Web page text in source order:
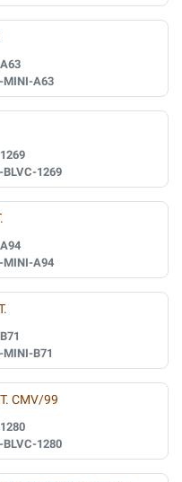
A63
MINI-A63
1269
BLVC-1269
A94
MINI-A94
B71
MINI-B71
CMV/99
1280
BLVC-1280